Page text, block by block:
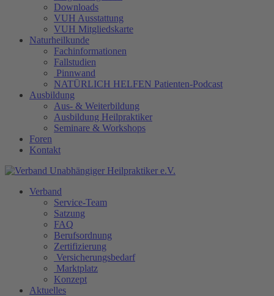
Downloads
VUH Ausstattung
VUH Mitgliedskarte
Naturheilkunde
Fachinformationen
Fallstudien
Pinnwand
NATÜRLICH HELFEN Patienten-Podcast
Ausbildung
Aus- & Weiterbildung
Ausbildung Heilpraktiker
Seminare & Workshops
Foren
Kontakt
Verband
Service-Team
Satzung
FAQ
Berufsordnung
Zertifizierung
Versicherungsbedarf
Marktplatz
Konzept
Aktuelles